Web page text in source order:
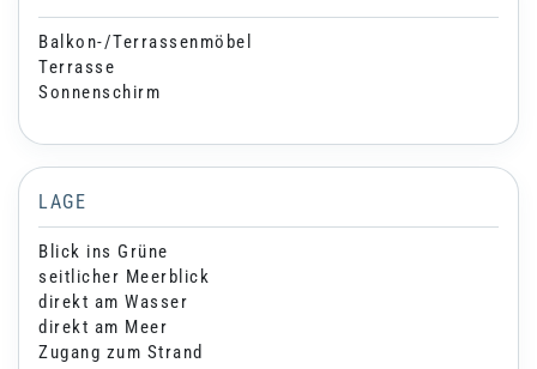
Balkon-/Terrassenmöbel
Terrasse
Sonnenschirm
LAGE
Blick ins Grüne
seitlicher Meerblick
direkt am Wasser
direkt am Meer
Zugang zum Strand